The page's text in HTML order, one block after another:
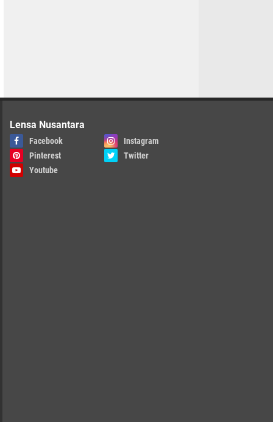
Lensa Nusantara
Facebook
Instagram
Pinterest
Twitter
Youtube